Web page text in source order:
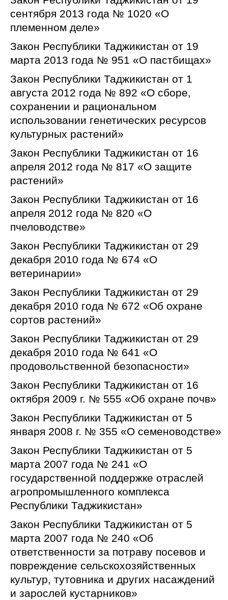
сентября 2013 года № 1020 «О
племенном деле»
Закон Республики Таджикистан от 19
марта 2013 года № 951 «О пастбищах»
Закон Республики Таджикистан от 1
августа 2012 года № 892 «О сборе,
сохранении и рациональном
использовании генетических ресурсов
культурных растений»
Закон Республики Таджикистан от 16
апреля 2012 года № 817 «О защите
растений»
Закон Республики Таджикистан от 16
апреля 2012 года № 820 «О
пчеловодстве»
Закон Республики Таджикистан от 29
декабря 2010 года № 674 «О
ветеринарии»
Закон Республики Таджикистан от 29
декабря 2010 года № 672 «Об охране
сортов растений»
Закон Республики Таджикистан от 29
декабря 2010 года № 641 «О
продовольственной безопасности»
Закон Республики Таджикистан от 16
октября 2009 г. № 555 «Об охране почв»
Закон Республики Таджикистан от 5
января 2008 г. № 355 «О семеноводстве»
Закон Республики Таджикистан от 5
марта 2007 года № 241 «О
государственной поддержке отраслей
агропромышленного комплекса
Республики Таджикистан»
Закон Республики Таджикистан от 5
марта 2007 года № 240 «Об
ответственности за потраву посевов и
повреждение сельскохозяйственных
культур, тутовника и других насаждений
и зарослей кустарников»